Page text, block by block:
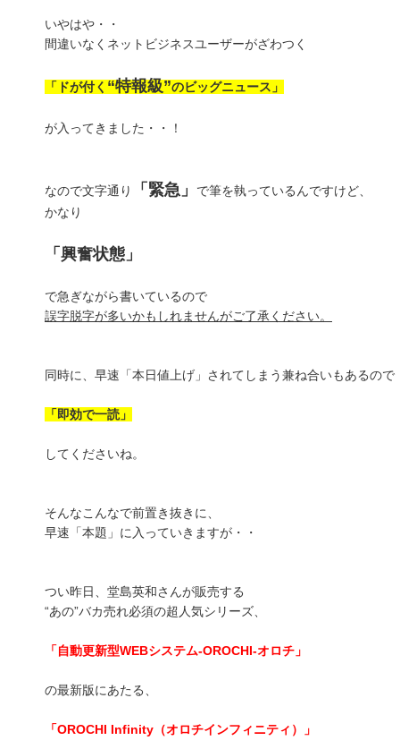
いやはや・・
間違いなくネットビジネスユーザーがざわつく
「ドが付く “特報級”のビッグニュース」
が入ってきました・・！
なので文字通り 「緊急」
で筆を執っているんですけど、
かなり
「興奮状態」
で急ぎながら書いているので
誤字脱字が多いかもしれませんがご了承ください。
同時に、早速「本日値上げ」されてしまう兼ね合いもあるので
「即効で一読」
してくださいね。
そんなこんなで前置き抜きに、
早速「本題」に入っていきますが・・
つい昨日、堂島英和さんが販売する
“あの”バカ売れ必須の超人気シリーズ、
「自動更新型WEBシステム-OROCHI-オロチ」
の最新版にあたる、
「OROCHI Infinity（オロチインフィニティ）」